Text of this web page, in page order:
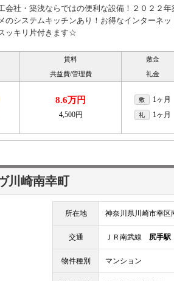
社・築浅ならではの便利な設備！２０２２
のシステムキッチンあり！お得なインターネ
ッキリ片付きます☆
賃料
共益費/管理費
敷金
礼金
8.6万円
4,500円
敷 1ヶ月
礼 1ヶ月
川崎南幸町
所在地 神奈川県川崎市幸区
交通 ＪＲ南武線 尻手駅
物件種別 マンション